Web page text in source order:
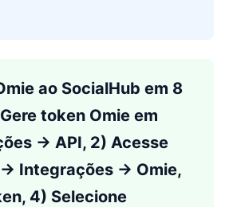
ao SocialHub em 8
token Omie em
→ API, 2) Acesse
Integrações → Omie,
4) Selecione